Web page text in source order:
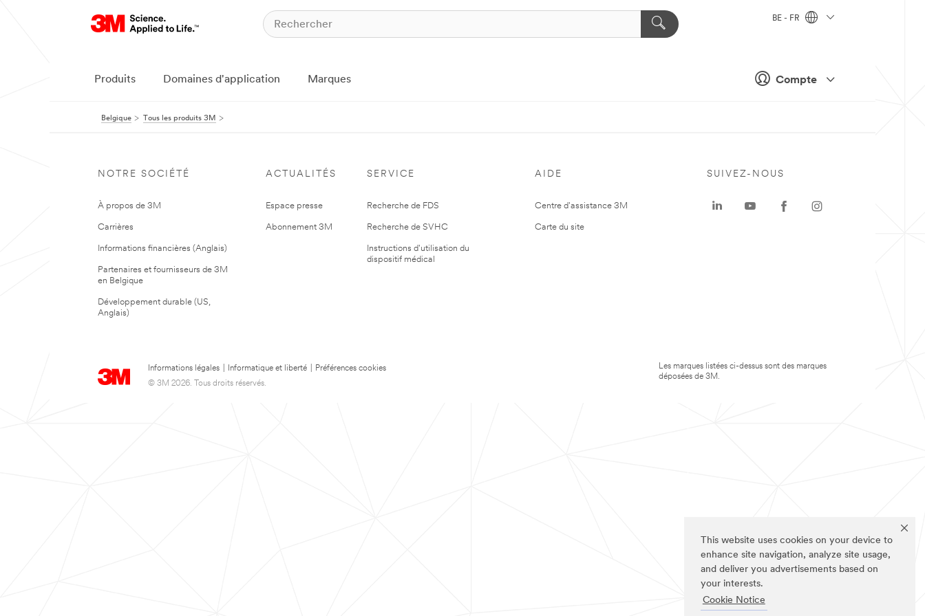
This website uses cookies on your device to
enhance site navigation, analyze site usage,
and deliver you advertisements based on
your interests.
Cookie Notice
Compte
BE - FR
Produits Domaines d'application Marques
Belgique Tous les produits 3M
NOTRE SOCIÉTÉ
À propos de 3M
Carrières
Informations financières (Anglais)
Partenaires et fournisseurs de 3M
en Belgique
Développement durable (US,
Anglais)
ACTUALITÉS
Espace presse
Abonnement 3M
SERVICE
Recherche de FDS
Recherche de SVHC
Instructions d'utilisation du
dispositif médical
AIDE
Centre d'assistance 3M
Carte du site
Informations légales Informatique et liberté
Préférences cookies
© 3M 2026. Tous droits réservés.
SUIVEZ-NOUS
Les marques listées ci-dessus sont des marques
déposées de 3M.